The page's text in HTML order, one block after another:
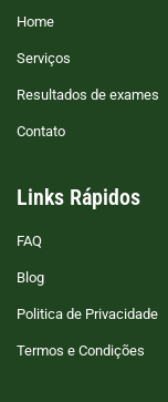
Home
Serviços
Resultados de exames
Contato
Links Rápidos
FAQ
Blog
Politica de Privacidade
Termos e Condições